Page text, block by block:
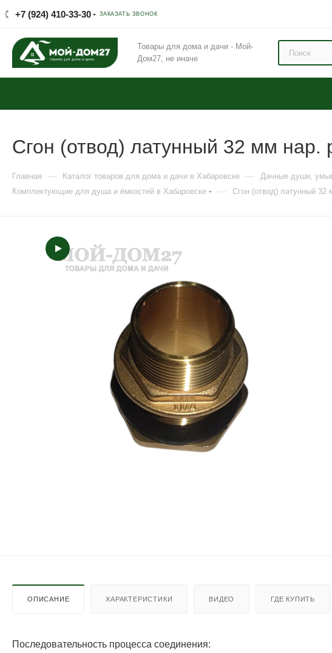
+7 (924) 410-33-30 ЗАКАЗАТЬ ЗВОНОК
Товары для дома и дачи - Мой-
Дом27, не иначе
Сгон (отвод) латунный 32 мм нар.
Главная — Каталог товаров для дома и дачи в Хабаровске — Дачные души,
Комплектующие для душа и ёмкостей в Хабаровске — Сгон (отвод) латунный 32
ОПИСАНИЕ ХАРАКТЕРИСТИКИ ВИДЕО ГДЕ КУПИТЬ
Последовательность процесса соединения: